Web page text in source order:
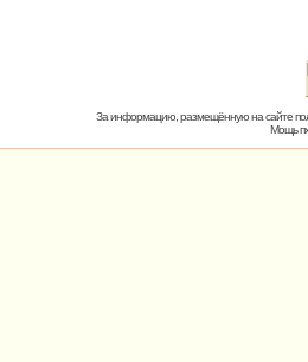
За информацию, размещённую на сайте
Мощь